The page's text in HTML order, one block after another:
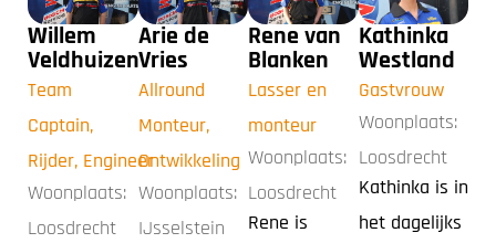
Willem
Veldhuizen
Team
Captain,
Rijder, Engineer
Woonplaats:
Loosdrecht
Arie de
Vries
Allround
Monteur,
Ontwikkeling
Woonplaats:
IJsselstein
Rene van
Blanken
Lasser en
monteur
Woonplaats:
Loosdrecht
Rene is
Kathinka
Westland
Gastvrouw
Woonplaats:
Loosdrecht
Kathinka is in
het dagelijks